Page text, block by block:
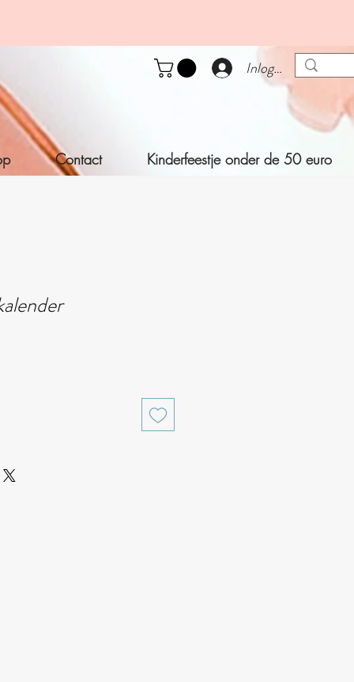
Inloggen
Contact Kinderfeestje onder de 50 euro